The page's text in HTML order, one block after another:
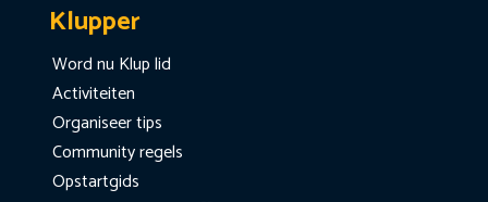
Klupper
Word nu Klup lid
Activiteiten
Organiseer tips
Community regels
Opstartgids